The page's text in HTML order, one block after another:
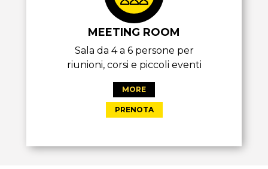
MEETING ROOM
Sala da 4 a 6 persone per
riunioni, corsi e piccoli eventi
MORE
PRENOTA